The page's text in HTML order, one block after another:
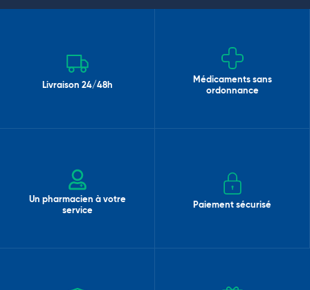
Livraison 24/48h
Médicaments sans
ordonnance
Un pharmacien à votre
service
Paiement sécurisé